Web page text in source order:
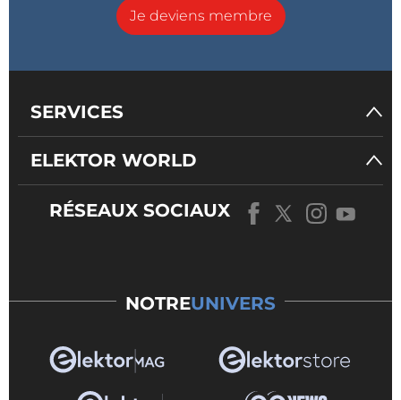
Je deviens membre
SERVICES
ELEKTOR WORLD
RÉSEAUX SOCIAUX
NOTREUNIVERS